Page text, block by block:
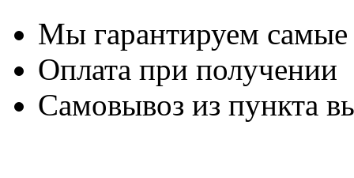
Мы гарантируем
Оплата при получении
Самовывоз из пункта